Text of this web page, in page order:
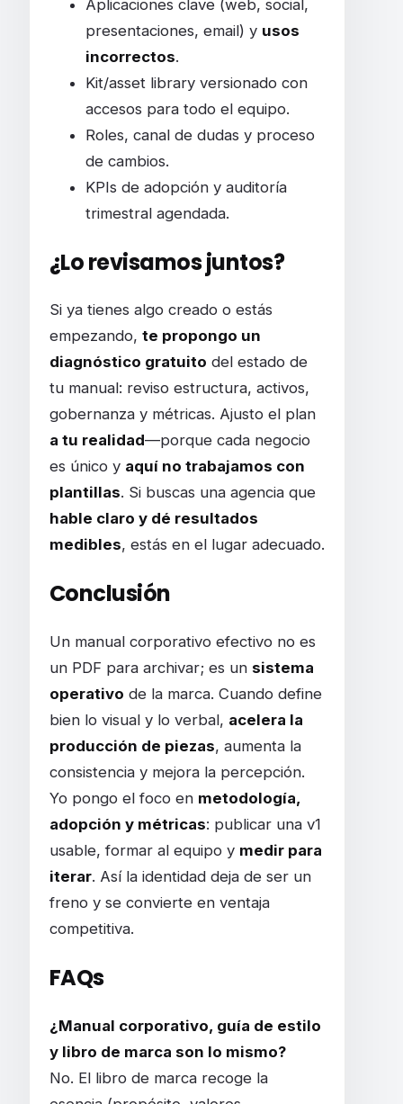
Aplicaciones clave (web, social,
presentaciones, email) y usos
incorrectos.
Kit/asset library versionado con
accesos para todo el equipo.
Roles, canal de dudas y proceso
de cambios.
KPIs de adopción y auditoría
trimestral agendada.
¿Lo revisamos juntos?
Si ya tienes algo creado o estás
empezando, te propongo un
diagnóstico gratuito del estado de
tu manual: reviso estructura, activos,
gobernanza y métricas. Ajusto el plan
a tu realidad—porque cada negocio
es único y aquí no trabajamos con
plantillas. Si buscas una agencia que
hable claro y dé resultados
medibles, estás en el lugar adecuado.
Conclusión
Un manual corporativo efectivo no es
un PDF para archivar; es un sistema
operativo de la marca. Cuando define
bien lo visual y lo verbal, acelera la
producción de piezas, aumenta la
consistencia y mejora la percepción.
Yo pongo el foco en metodología,
adopción y métricas: publicar una v1
usable, formar al equipo y medir para
iterar. Así la identidad deja de ser un
freno y se convierte en ventaja
competitiva.
FAQs
¿Manual corporativo, guía de estilo
y libro de marca son lo mismo?
No. El libro de marca recoge la